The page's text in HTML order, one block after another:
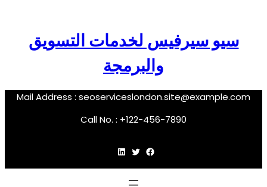
سيو سيرفيس لخدمات التسويق
والبرمجة
Mail Address : seoserviceslondon.site@example.com
Call No. : +122-456-7890
فيسبوك تويتر لينكد إن